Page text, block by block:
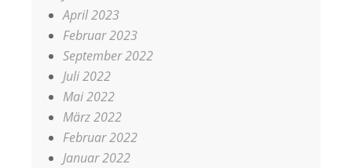
April 2023
Februar 2023
September 2022
Juli 2022
Mai 2022
März 2022
Februar 2022
Januar 2022